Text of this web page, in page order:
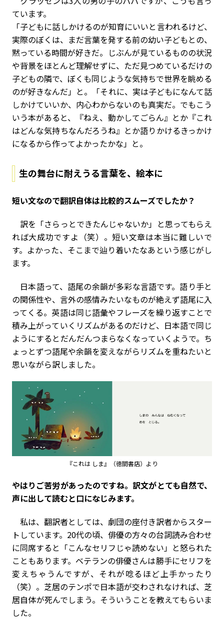
ています。
「子どもに話しかけるのが知育にいいと言われるけど、
実際のぼくは、まだ言葉を発する前の幼い子どもとの、
黙っている時間が好きだ。じぶんが見ているものの状況
や背景をほとんど理解せずに、ただ見つめているだけの
子どもの隣で、ぼくも同じような気持ちで世界を眺める
のが好きなんだ」と。「それに、実は子どもになんて話
しかけていいか、内心わからないのも真実だ。でもこう
いう本があると、『ねえ、動かしてごらん』とか『これ
はどんな気持ちなんだろうね』とか語りかけるきっかけ
になるから作ってよかったかな」と。
生の舞台に耐えうる言葉を、絵本に
――短い文なので翻訳自体は比較的スムーズでしたか？
訳を「さらっとできたんじゃないか」と思ってもらえ
れば大成功ですよ（笑）。短い文章は本当に難しいで
す。よかった、そこまで辿り着いたなあという感じがし
ます。
日本語って、語尾の余韻が多彩な言語です。語り手と
の関係性や、言外の感情みたいなものが絶えず語尾に入
ってくる。英語は同じ語彙やフレーズを繰り返すことで
積み上がっていくリズムがあるのだけど、日本語で同じ
ようにするとだんだんつまらなくなっていくようで。ち
ょっとずつ語尾や余韻を変えながらリズムを重ねたいと
思いながら訳しました。
『これは しま』（徳間書店）より
――やはりご苦労があったのですね。訳文がとても自然で、
声に出して読むと口になじみます。
私は、翻訳者としては、劇団の座付き訳者からスター
トしています。20代の頃、俳優の方々の台詞読み合わせ
に同席すると「こんなセリフじゃ読めない」と怒られた
こともあります。ベテランの俳優さんは勝手にセリフを
変えちゃうんですが、それが唸るほど上手かったり
（笑）。芝居のテンポで日本語が交わされなければ、芝
居自体が死んでしまう。そういうことを教えてもらいま
した。